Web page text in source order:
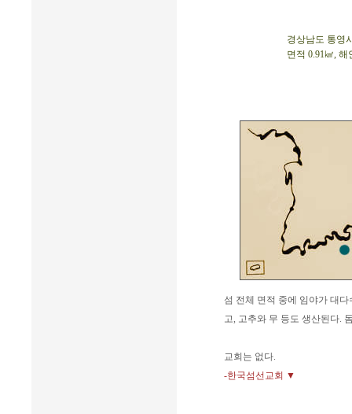
경상남도 통영
면적 0.91㎢, 해
섬 전체 면적 중에 임야가 대
고, 고추와 무 등도 생산된다.
교회는 없다.
-한국섬선교회 ▼